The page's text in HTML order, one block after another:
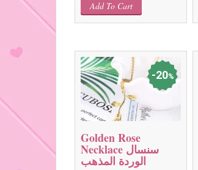
Add To Cart
20%
Golden Rose
Necklace سنسال
الوردة المذهب